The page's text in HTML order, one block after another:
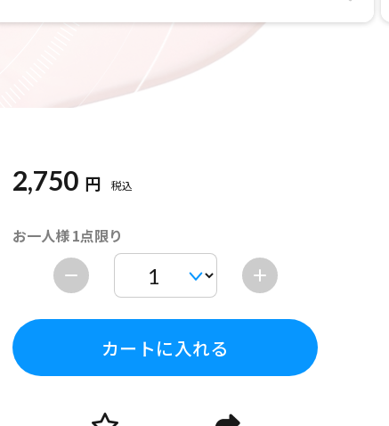
2,750 円 税込
お一人様 1点限り
カートに入れる